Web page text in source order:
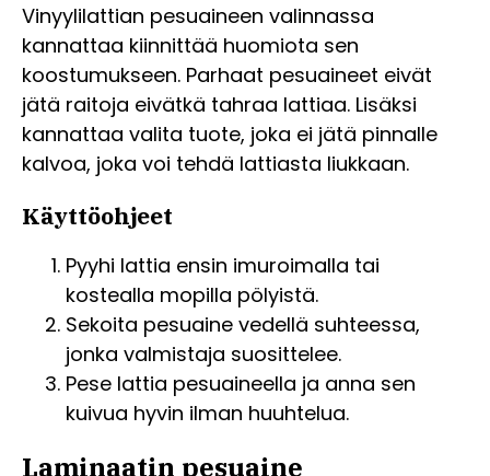
Vinyylilattian pesuaineen valinnassa
kannattaa kiinnittää huomiota sen
koostumukseen. Parhaat pesuaineet eivät
jätä raitoja eivätkä tahraa lattiaa. Lisäksi
kannattaa valita tuote, joka ei jätä pinnalle
kalvoa, joka voi tehdä lattiasta liukkaan.
Käyttöohjeet
Pyyhi lattia ensin imuroimalla tai
kostealla mopilla pölyistä.
Sekoita pesuaine vedellä suhteessa,
jonka valmistaja suosittelee.
Pese lattia pesuaineella ja anna sen
kuivua hyvin ilman huuhtelua.
Laminaatin pesuaine